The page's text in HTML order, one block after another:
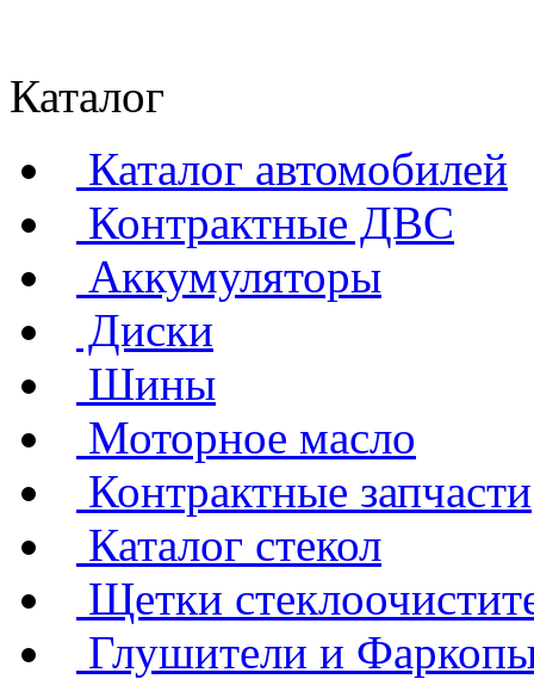
Каталог
Каталог автомобилей
Контрактные ДВС
Аккумуляторы
Диски
Шины
Моторное масло
Контрактные запчасти
Каталог стекол
Щетки
Глушители и